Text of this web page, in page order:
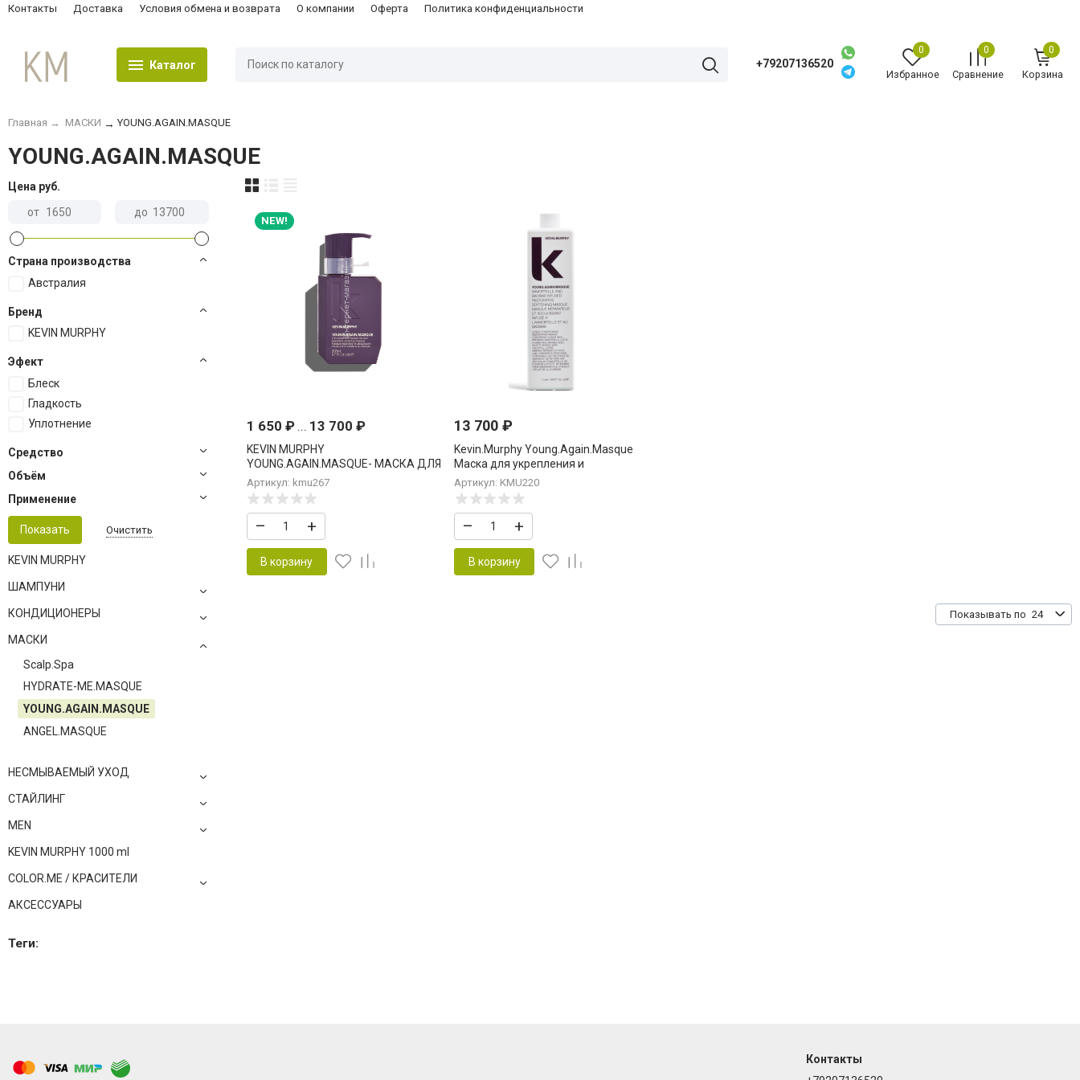
Контакты Доставка Условия обмена и возврата О компании Оферта Политика конфиденциальности
Каталог +79207136520
0
Избранное
0
Сравнение
0
Корзина
Главная → МАСКИ → YOUNG.AGAIN.MASQUE
YOUNG.AGAIN.MASQUE
Цена руб.
от до
Страна производства
Австралия
Бренд
KEVIN MURPHY
Эфект
Блеск
Гладкость
Уплотнение
Средство
Объём
Применение
Очистить
KEVIN MURPHY
ШАМПУНИ
КОНДИЦИОНЕРЫ
МАСКИ
Scalp.Spa
HYDRATE-ME.MASQUE
YOUNG.AGAIN.MASQUE
ANGEL.MASQUE
НЕСМЫВАЕМЫЙ УХОД
СТАЙЛИНГ
MEN
KEVIN MURPHY 1000 ml
COLOR.ME / КРАСИТЕЛИ
АКСЕССУАРЫ
Теги:
NEW!
1 650 ₽ ... 13 700 ₽
KEVIN MURPHY
YOUNG.AGAIN.MASQUE- МАСКА ДЛЯ
УКРЕПЛЕНИЯ И ВОССТАНОВЛЕНИЯ
ВОЛОС
Артикул: kmu267
– +
В корзину
13 700₽
Kevin.Murphy Young.Again.Masque
Маска для укрепления и
восстановления длинных волос
1000 мл
Артикул: KMU220
– +
В корзину
Показывать по 24
Контакты